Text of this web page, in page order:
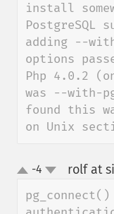
install
PostgreSQL
adding --
options
Php 4.0.2
was --with-
found this
on Unix
up-4 rolf at